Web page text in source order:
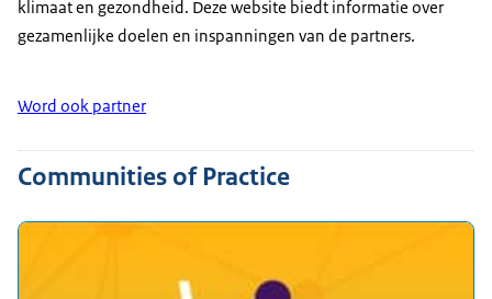
klimaat en gezondheid. Deze website biedt informatie over
gezamenlijke doelen en inspanningen van de partners.
Word ook partner
Communities of Practice